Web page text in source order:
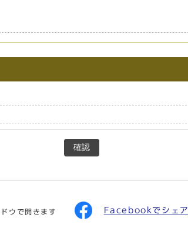
確認
ウで開きます Facebookでシェア